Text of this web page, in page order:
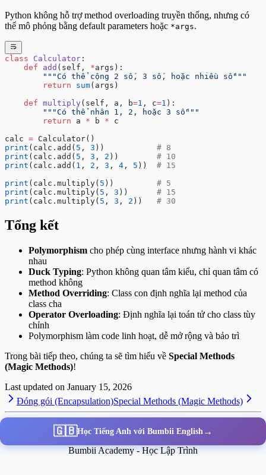
Python không hỗ trợ method overloading truyền thống, nhưng có
thể mô phỏng bằng default parameters hoặc *args.
class Calculator :
    def
add (self, *args):
        """Có thể cộng 2 số, 3 số, hoặc nhiều số"""
        return
sum(args)
    def
multiply(self, a, b=1 , c=1 ):
        """Có thể nhân 1, 2, hoặc 3 số"""
        return
a * b * c
calc = Calculator()
print (calc.add( 5 , 3 )) # 8
print (calc.add( 5 , 3 , 2 )) # 10
print (calc.add( 1 , 2 , 3 , 4 , 5 )) # 15
print (calc.multiply( 5 )) # 5
print (calc.multiply( 5 , 3 )) # 15
print (calc.multiply( 5 , 3 , 2 )) # 30
Tổng kết
Polymorphism cho phép cùng interface nhưng hành vi khác
nhau
Duck Typing: Python không quan tâm kiểu, chỉ quan tâm có
method không
Method Overriding: Class con định nghĩa lại method của
class cha
Operator Overloading: Định nghĩa lại toán tử cho class tùy
chỉnh
Polymorphism làm code linh hoạt, dễ mở rộng và bảo trì
Trong bài tiếp theo, chúng ta sẽ tìm hiểu về Special Methods
(Magic Methods)!
Last updated on January 15, 2026
Đóng gói (Encapsulation)Special Methods (Magic Methods)
🇬🇧Học Tiếng Anh với Bumbii English →
Bumbii Academy - Học Lập Trình